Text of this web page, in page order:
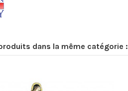
dans la même catégorie :